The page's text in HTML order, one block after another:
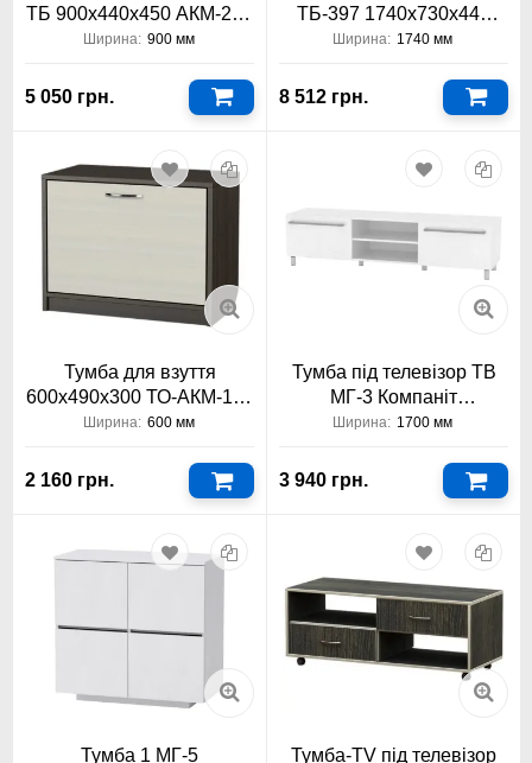
ТБ 900х440х450 АКМ-243
Тіса Меблі
Ширина: 900 мм
5 050 грн.
ТБ-397 1740х730х440
Тіса Меблі
Ширина: 1740 мм
8 512 грн.
Тумба для взуття
600х490х300 ТО-АКМ-120
Тіса Меблі АКМ
Ширина: 600 мм
2 160 грн.
Тумба під телевізор ТВ
МГ-3 Компаніт
1700x430x407
Ширина: 1700 мм
3 940 грн.
Тумба 1 МГ-5 Тумба-TV під телевізор